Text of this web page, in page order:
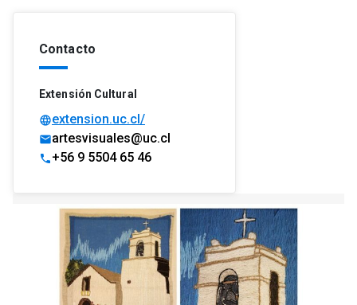
Artes y cultura
Artesanía
Contacto
Extensión Cultural
languageextension.uc.cl/
mailartesvisuales@uc.cl
phone+56 9 5504 65 46